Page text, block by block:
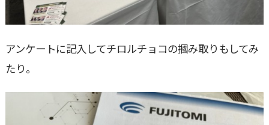
アンケートに記入してチロルチョコの摑み取りもしてみ
たり。